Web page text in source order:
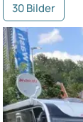
30 Bilder